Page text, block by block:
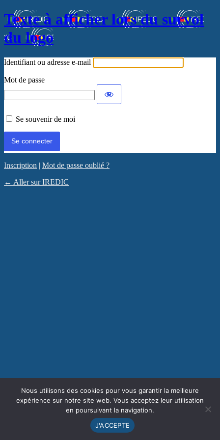
Texte à afficher lors du survol
du logo
Identifiant ou adresse e-mail
Mot de passe
Se souvenir de moi
Inscription | Mot de passe oublié ?
← Aller sur IREDIC
Nous utilisons des cookies pour vous garantir la meilleure
expérience sur notre site web. Vous acceptez leur utilisation
en poursuivant la navigation.
J'ACCEPTE